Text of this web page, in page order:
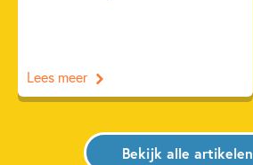
Lees meer
Bekijk alle artikelen